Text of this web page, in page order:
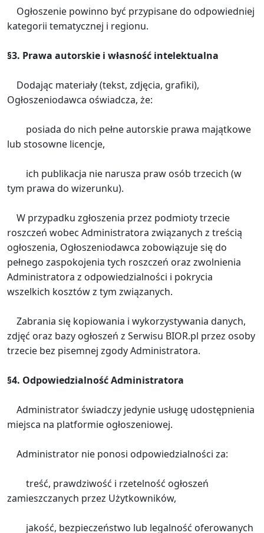
Ogłoszenie powinno być przypisane do odpowiedniej
kategorii tematycznej i regionu.
§3. Prawa autorskie i własność intelektualna
Dodając materiały (tekst, zdjęcia, grafiki),
Ogłoszeniodawca oświadcza, że:
posiada do nich pełne autorskie prawa majątkowe
lub stosowne licencje,
ich publikacja nie narusza praw osób trzecich (w
tym prawa do wizerunku).
W przypadku zgłoszenia przez podmioty trzecie
roszczeń wobec Administratora związanych z treścią
ogłoszenia, Ogłoszeniodawca zobowiązuje się do
pełnego zaspokojenia tych roszczeń oraz zwolnienia
Administratora z odpowiedzialności i pokrycia
wszelkich kosztów z tym związanych.
Zabrania się kopiowania i wykorzystywania danych,
zdjęć oraz bazy ogłoszeń z Serwisu BIOR.pl przez osoby
trzecie bez pisemnej zgody Administratora.
§4. Odpowiedzialność Administratora
Administrator świadczy jedynie usługę udostępnienia
miejsca na platformie ogłoszeniowej.
Administrator nie ponosi odpowiedzialności za:
treść, prawdziwość i rzetelność ogłoszeń
zamieszczanych przez Użytkowników,
jakość, bezpieczeństwo lub legalność oferowanych